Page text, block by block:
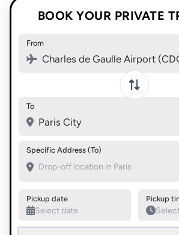
BOOK YOUR PRIVATE
From
Charles de Gaulle Airport
Swap pickup and destination
To
Paris City
Specific Address (To)
Pickup date Pickup